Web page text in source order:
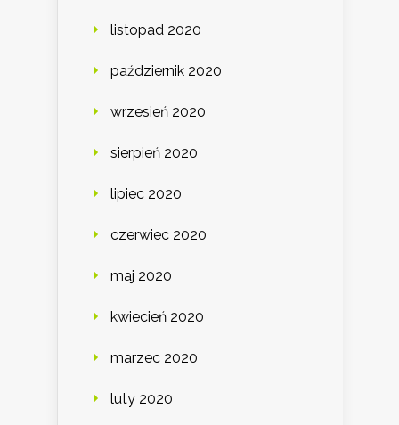
listopad 2020
październik 2020
wrzesień 2020
sierpień 2020
lipiec 2020
czerwiec 2020
maj 2020
kwiecień 2020
marzec 2020
luty 2020